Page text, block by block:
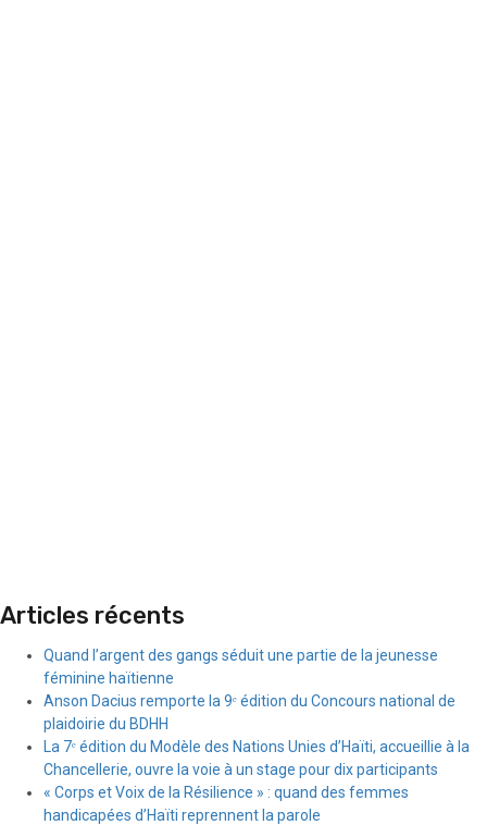
Articles récents
Quand l’argent des gangs séduit une partie de la jeunesse
féminine haïtienne
Anson Dacius remporte la 9ᵉ édition du Concours national de
plaidoirie du BDHH
La 7ᵉ édition du Modèle des Nations Unies d’Haïti, accueillie à la
Chancellerie, ouvre la voie à un stage pour dix participants
« Corps et Voix de la Résilience » : quand des femmes
handicapées d’Haïti reprennent la parole